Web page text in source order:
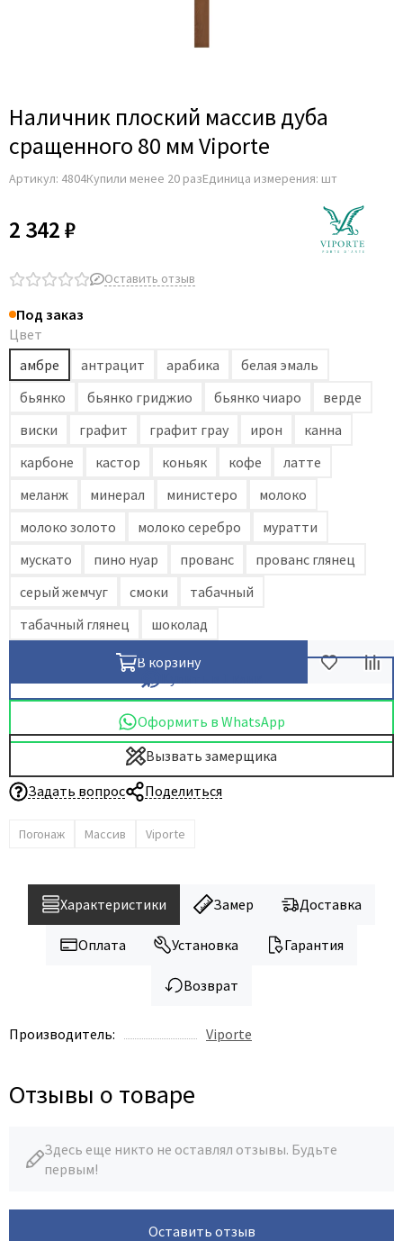
Наличник плоский массив дуба
сращенного 80 мм Viporte
Артикул: 4804Купили менее 20 разЕдиница измерения: шт
2 342 ₽
Оставить отзыв
Под заказ
Цвет
амбре
антрацит арабика
белая эмаль
бьянко
бьянко гриджио бьянко чиаро
верде
виски
графит графит грау ирон
канна
карбоне
кастор коньяк кофе
латте
меланж
минерал министеро
молоко
молоко золото
молоко серебро
муратти
мускато
пино нуар прованс
прованс глянец
серый жемчуг
смоки
табачный
табачный глянец
шоколад
В корзину
Оформить в WhatsApp
Вызвать замерщика
Задать вопрос
Поделиться
Погонаж Массив Viporte
Характеристики Замер Доставка
Оплата Установка Гарантия
Возврат
Производитель: Viporte
Отзывы о товаре
Здесь еще никто не оставлял отзывы. Будьте
первым!
Оставить отзыв